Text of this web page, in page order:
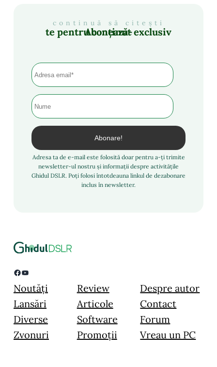
continuă să citești
Abonează-te pentru conținut exclusiv
Adresa ta de e-mail este folosită doar pentru a-ți trimite
newsletter-ul nostru și informații despre activitățile
Ghidul DSLR. Poți folosi întotdeauna linkul de dezabonare
inclus în newsletter.
Facebook YouTube
Noutăți
Lansări
Diverse
Zvonuri
Review
Articole
Software
Promoții
Despre autor
Contact
Forum
Vreau un PC